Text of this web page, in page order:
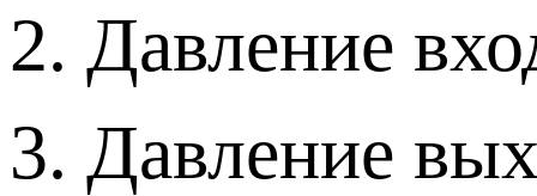
2. Давление
3. Давление